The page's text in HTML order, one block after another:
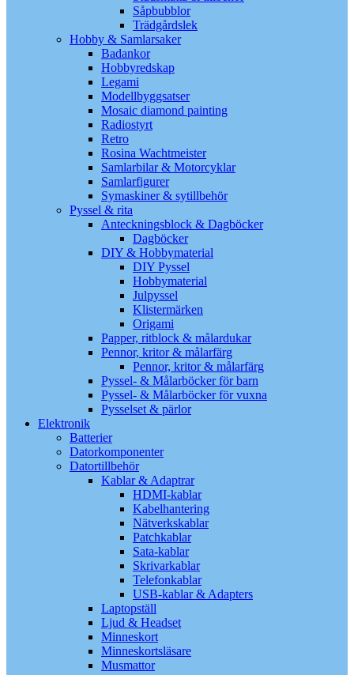
Såpbubblor
Trädgårdslek
Hobby & Samlarsaker
Badankor
Hobbyredskap
Legami
Modellbyggsatser
Mosaic diamond painting
Radiostyrt
Retro
Rosina Wachtmeister
Samlarbilar & Motorcyklar
Samlarfigurer
Symaskiner & sytillbehör
Pyssel & rita
Anteckningsblock & Dagböcker
Dagböcker
DIY & Hobbymaterial
DIY Pyssel
Hobbymaterial
Julpyssel
Klistermärken
Origami
Papper, ritblock & målardukar
Pennor, kritor & målarfärg
Pennor, kritor & målarfärg
Pyssel- & Målarböcker för barn
Pyssel- & Målarböcker för vuxna
Pysselset & pärlor
Elektronik
Batterier
Datorkomponenter
Datortillbehör
Kablar & Adaptrar
HDMI-kablar
Kabelhantering
Nätverkskablar
Patchkablar
Sata-kablar
Skrivarkablar
Telefonkablar
USB-kablar & Adapters
Laptopställ
Ljud & Headset
Minneskort
Minneskortsläsare
Musmattor